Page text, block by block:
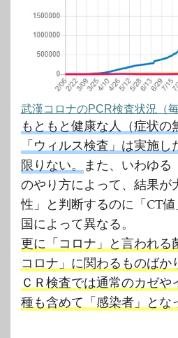
武漢コロナのPCR検査状況（
もともと健康な人（症状の
「ウィルス検査」は実施
限りない。
また、いわゆる
のやり方によって、結果が
性」と判断するのに「CT
国によって異なる。
更に「コロナ」と言われる
コロナ」に関わるものばか
ＣＲ検査では通常のカゼや
種も含めて「感染者」とな